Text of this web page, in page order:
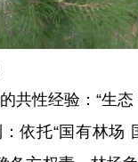
共性经验：“生态
依托“国有林场